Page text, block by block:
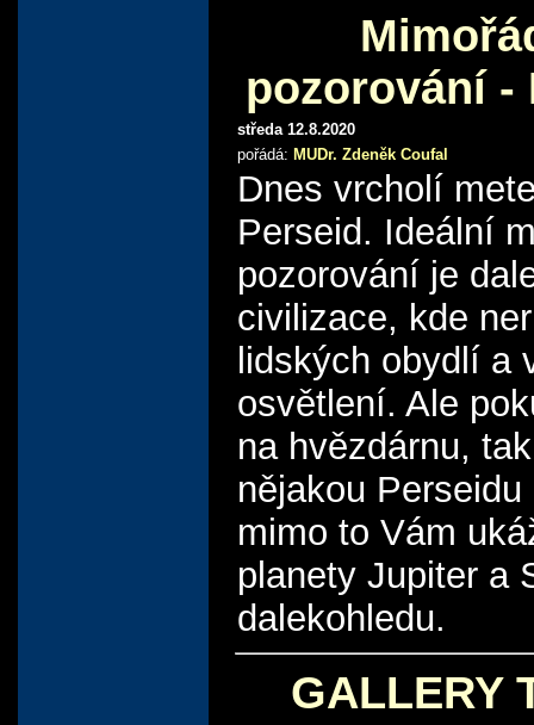
pozorování -
středa 12.8.2020
pořádá: MUDr. Zdeněk Coufal
Dnes vrcholí
Perseid. Ideální
pozorování je
civilizace, kde
lidských obydlí a
osvětlení. Ale
na hvězdárnu,
nějakou
mimo to Vám
planety Jupiter a
dalekohledu.
GALLERY